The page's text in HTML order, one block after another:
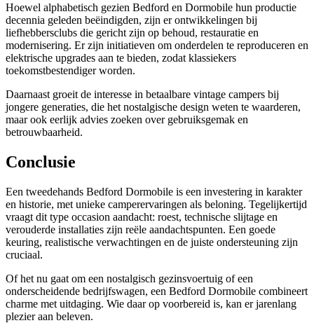
Hoewel alphabetisch gezien Bedford en Dormobile hun productie
decennia geleden beëindigden, zijn er ontwikkelingen bij
liefhebbersclubs die gericht zijn op behoud, restauratie en
modernisering. Er zijn initiatieven om onderdelen te reproduceren en
elektrische upgrades aan te bieden, zodat klassiekers
toekomstbestendiger worden.
Daarnaast groeit de interesse in betaalbare vintage campers bij
jongere generaties, die het nostalgische design weten te waarderen,
maar ook eerlijk advies zoeken over gebruiksgemak en
betrouwbaarheid.
Conclusie
Een tweedehands Bedford Dormobile is een investering in karakter
en historie, met unieke camperervaringen als beloning. Tegelijkertijd
vraagt dit type occasion aandacht: roest, technische slijtage en
verouderde installaties zijn reële aandachtspunten. Een goede
keuring, realistische verwachtingen en de juiste ondersteuning zijn
cruciaal.
Of het nu gaat om een nostalgisch gezinsvoertuig of een
onderscheidende bedrijfswagen, een Bedford Dormobile combineert
charme met uitdaging. Wie daar op voorbereid is, kan er jarenlang
plezier aan beleven.